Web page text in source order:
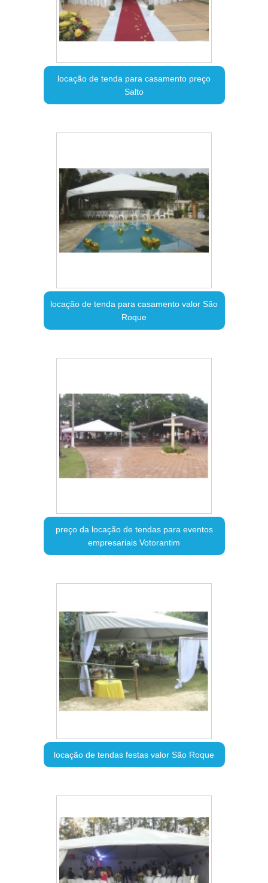
locação de tenda para casamento preço
Salto
locação de tenda para casamento valor São
Roque
preço da locação de tendas para eventos
empresariais Votorantim
locação de tendas festas valor São Roque